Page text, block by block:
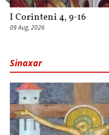
I Corinteni 4, 9-16
09 Aug, 2026
Sinaxar